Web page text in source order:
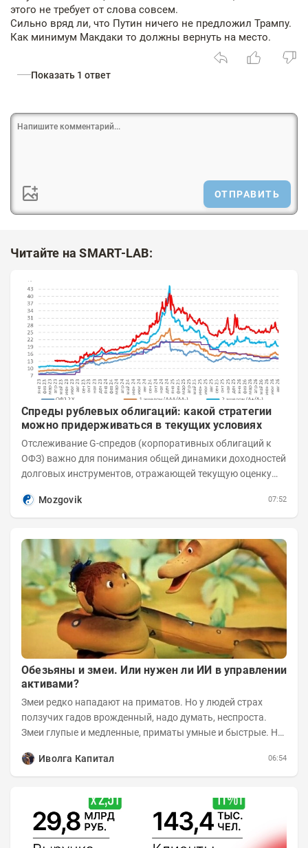
этого не требует от слова совсем.
Сильно вряд ли, что Путин ничего не предложил Трампу.
Как минимум Макдаки то должны вернуть на место.
Показать 1 ответ
ОТПРАВИТЬ
Читайте на SMART-LAB:
Спреды рублевых облигаций: какой стратегии
можно придерживаться в текущих условиях
Отслеживание G-спредов (корпоративных облигаций к
ОФЗ) важно для понимания общей динамики доходностей
долговых инструментов, отражающей текущую оценку
Mozgovik
07:52
Обезьяны и змеи. Или нужен ли ИИ в управлении
активами?
Змеи редко нападают на приматов. Но у людей страх
ползучих гадов врожденный, надо думать, неспроста.
Змеи глупые и медленные, приматы умные и быстрые. Но
Иволга Капитал
06:54